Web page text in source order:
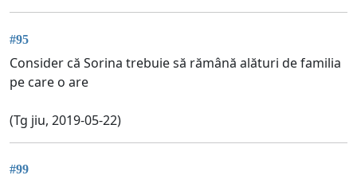
#95
Consider că Sorina trebuie să rămână alături de familia
pe care o are
(Tg jiu, 2019-05-22)
#99